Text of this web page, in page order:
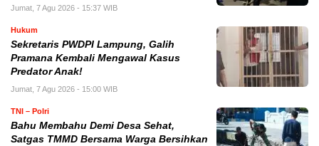
Jumat, 7 Agu 2026 - 15:37 WIB
Hukum
Sekretaris PWDPI Lampung, Galih
Pramana Kembali Mengawal Kasus
Predator Anak!
Jumat, 7 Agu 2026 - 15:00 WIB
TNI – Polri
Bahu Membahu Demi Desa Sehat,
Satgas TMMD Bersama Warga Bersihkan